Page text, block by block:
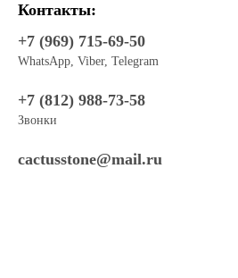
Контакты:
+7 (969) 715-69-50
WhatsApp, Viber, Telegram
+7 (812) 988-73-58
Звонки
cactusstone@mail.ru